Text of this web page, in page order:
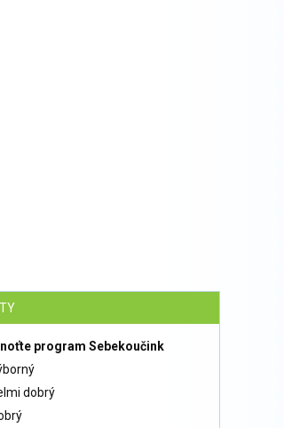
program Sebekoučink
dobrý